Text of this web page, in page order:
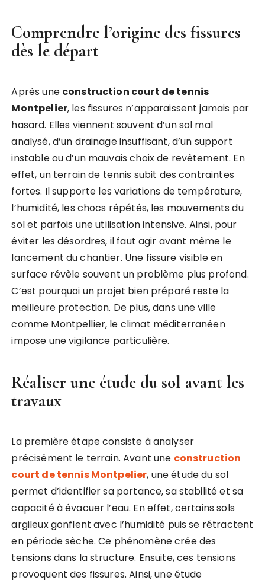
Comprendre l’origine des fissures
dès le départ
Après une construction court de tennis
Montpelier, les fissures n’apparaissent jamais par
hasard. Elles viennent souvent d’un sol mal
analysé, d’un drainage insuffisant, d’un support
instable ou d’un mauvais choix de revêtement. En
effet, un terrain de tennis subit des contraintes
fortes. Il supporte les variations de température,
l’humidité, les chocs répétés, les mouvements du
sol et parfois une utilisation intensive. Ainsi, pour
éviter les désordres, il faut agir avant même le
lancement du chantier. Une fissure visible en
surface révèle souvent un problème plus profond.
C’est pourquoi un projet bien préparé reste la
meilleure protection. De plus, dans une ville
comme Montpellier, le climat méditerranéen
impose une vigilance particulière.
Réaliser une étude du sol avant les
travaux
La première étape consiste à analyser
précisément le terrain. Avant une construction
court de tennis Montpelier, une étude du sol
permet d’identifier sa portance, sa stabilité et sa
capacité à évacuer l’eau. En effet, certains sols
argileux gonflent avec l’humidité puis se rétractent
en période sèche. Ce phénomène crée des
tensions dans la structure. Ensuite, ces tensions
provoquent des fissures. Ainsi, une étude